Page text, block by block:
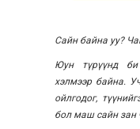
Сайн байна уу?
Юун түрүүнд
хэлмээр байна.
ойлгодог,
бол маш сайн